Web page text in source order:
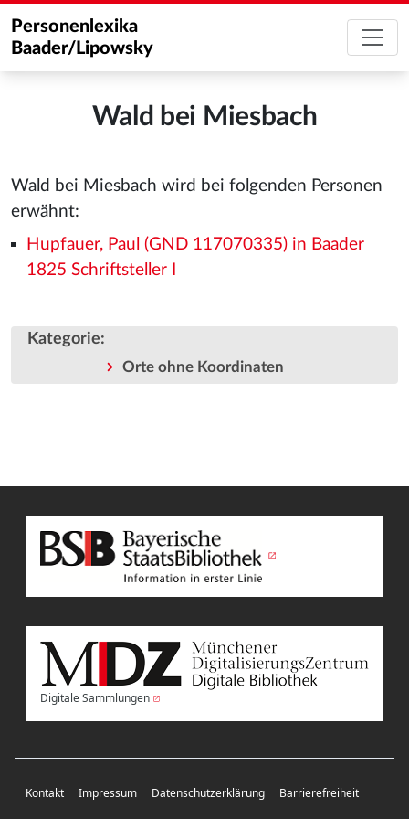
Personenlexika
Baader/Lipowsky
Wald bei Miesbach
Wald bei Miesbach wird bei folgenden Personen
erwähnt:
Hupfauer, Paul (GND 117070335) in Baader
1825 Schriftsteller I
Kategorie:
Orte ohne Koordinaten
Digitale Sammlungen
Kontakt Impressum Datenschutzerklärung Barrierefreiheit